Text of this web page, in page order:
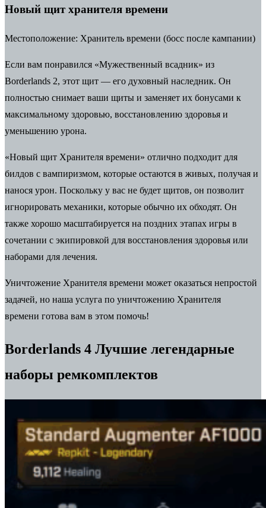
Новый щит хранителя времени
Местоположение: Хранитель времени (босс после кампании)
Если вам понравился «Мужественный всадник» из
Borderlands 2, этот щит — его духовный наследник. Он
полностью снимает ваши щиты и заменяет их бонусами к
максимальному здоровью, восстановлению здоровья и
уменьшению урона.
«Новый щит Хранителя времени» отлично подходит для
билдов с вампиризмом, которые остаются в живых, получая и
нанося урон. Поскольку у вас не будет щитов, он позволит
игнорировать механики, которые обычно их обходят. Он
также хорошо масштабируется на поздних этапах игры в
сочетании с экипировкой для восстановления здоровья или
наборами для лечения.
Уничтожение Хранителя времени может оказаться непростой
задачей, но наша услуга по уничтожению Хранителя
времени готова вам в этом помочь!
Borderlands 4 Лучшие легендарные
наборы ремкомплектов